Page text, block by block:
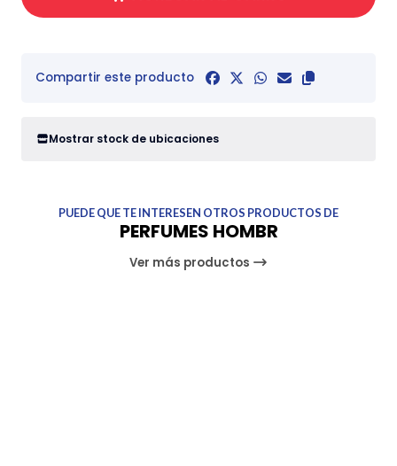
Compartir este producto
Mostrar stock de ubicaciones
PUEDE QUE TE INTERESEN OTROS PRODUCTOS DE
PERFUMES HOMBR
Ver más productos